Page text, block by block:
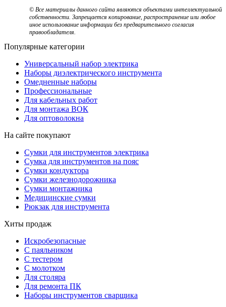
© Все материалы данного сайта являются объектами интеллектуальной
собственности. Запрещается копирование, распространение или любое
иное использование информации без предварительного согласия
правообладателя.
Популярные категории
Универсальный набор электрика
Наборы диэлектрического инструмента
Омедненные наборы
Профессиональные
Для кабельных работ
Для монтажа ВОК
Для оптоволокна
На сайте покупают
Сумки для инструментов электрика
Сумка для инструментов на пояс
Сумки кондуктора
Сумки железнодорожника
Сумки монтажника
Медицинские сумки
Рюкзак для инструмента
Хиты продаж
Искробезопасные
С паяльником
С тестером
С молотком
Для столяра
Для ремонта ПК
Наборы инструментов сварщика